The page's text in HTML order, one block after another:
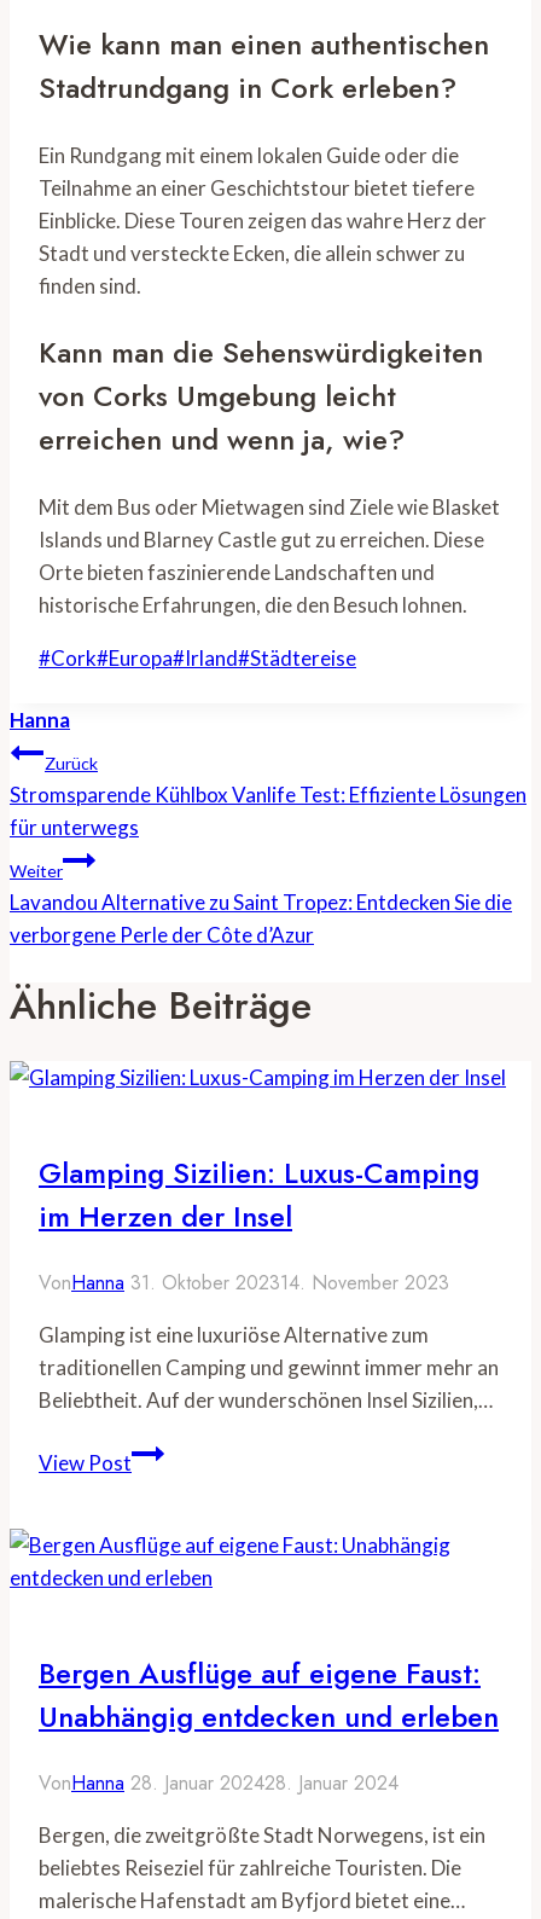
Wie kann man einen authentischen
Stadtrundgang in Cork erleben?
Ein Rundgang mit einem lokalen Guide oder die
Teilnahme an einer Geschichtstour bietet tiefere
Einblicke. Diese Touren zeigen das wahre Herz der
Stadt und versteckte Ecken, die allein schwer zu
finden sind.
Kann man die Sehenswürdigkeiten
von Corks Umgebung leicht
erreichen und wenn ja, wie?
Mit dem Bus oder Mietwagen sind Ziele wie Blasket
Islands und Blarney Castle gut zu erreichen. Diese
Orte bieten faszinierende Landschaften und
historische Erfahrungen, die den Besuch lohnen.
Schlagworte:
#Cork#Europa#Irland#Städtereise
Hanna
Beitragsnavigation
Zurück
Stromsparende Kühlbox Vanlife Test: Effiziente Lösungen
für unterwegs
Weiter
Lavandou Alternative zu Saint Tropez: Entdecken Sie die
verborgene Perle der Côte d’Azur
Ähnliche Beiträge
Glamping Sizilien: Luxus-Camping
im Herzen der Insel
VonHanna 31. Oktober 202314. November 2023
Glamping ist eine luxuriöse Alternative zum
traditionellen Camping und gewinnt immer mehr an
Beliebtheit. Auf der wunderschönen Insel Sizilien,…
View PostGlamping
Camping
im
Insel
Bergen Ausflüge auf eigene Faust:
Unabhängig entdecken und erleben
VonHanna 28. Januar 202428. Januar 2024
Bergen, die zweitgrößte Stadt Norwegens, ist ein
beliebtes Reiseziel für zahlreiche Touristen. Die
malerische Hafenstadt am Byfjord bietet eine…